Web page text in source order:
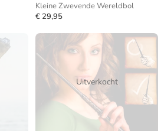
Kleine Zwevende Wereldbol
€ 29,95
Uitverkocht